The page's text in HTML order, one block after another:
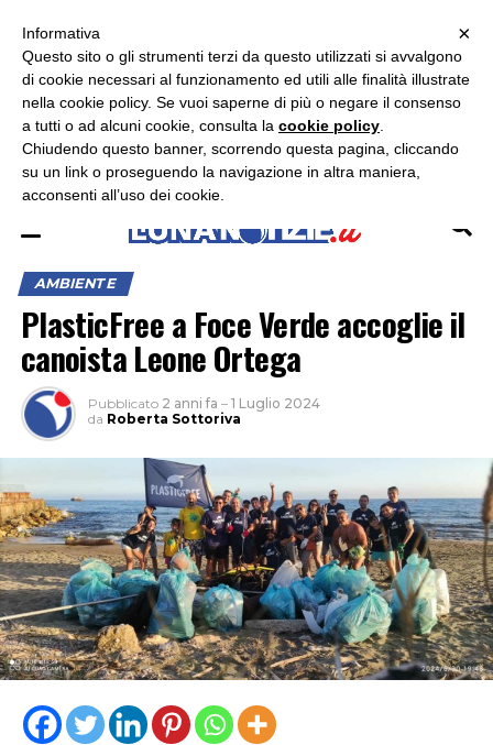
ASCOLTA RADIO LUNA
AMBIENTE
PlasticFree a Foce Verde accoglie il
canoista Leone Ortega
Pubblicato 2 anni fa – 1 Luglio 2024
da Roberta Sottoriva
×
×
Informativa
Questo sito o gli strumenti terzi da questo utilizzati si avvalgono
di cookie necessari al funzionamento ed utili alle finalità illustrate
nella cookie policy. Se vuoi saperne di più o negare il consenso
a tutti o ad alcuni cookie, consulta la cookie policy
Chiudendo questo banner, scorrendo questa pagina, cliccando
su un link o proseguendo la navigazione in altra maniera,
acconsenti all’uso dei cookie.